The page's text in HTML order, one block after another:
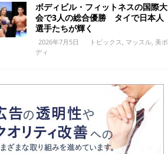
ボディビル・フィットネスの国際大
会で3人の総合優勝 タイで日本人
選手たちが輝く
2026年7月5日 トピックス マッスル, 美ボ
ディ